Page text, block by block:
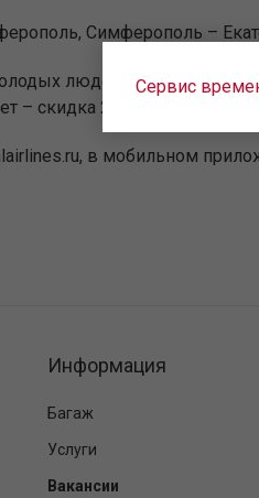
Симферополь –
людей до 23 лет,
– скидка 25%.
в мобильном
Сервис
Информация
Багаж
Услуги
Вакансии